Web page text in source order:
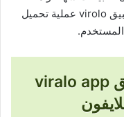
وموثوقة من خلال ميزاته العديدة يجعل تطبيق virolo عملية تحميل
روابط تحميل تطبيق viralo app